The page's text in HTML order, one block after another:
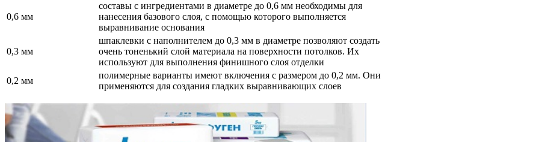
0,6 мм
составы с ингредиентами в диаметре до 0,6 мм необходимы для
нанесения базового слоя, с помощью которого выполняется
выравнивание основания
0,3 мм
шпаклевки с наполнителем до 0,3 мм в диаметре позволяют создать
очень тоненький слой материала на поверхности потолков. Их
используют для выполнения финишного слоя отделки
0,2 мм
полимерные варианты имеют включения с размером до 0,2 мм. Они
применяются для создания гладких выравнивающих слоев